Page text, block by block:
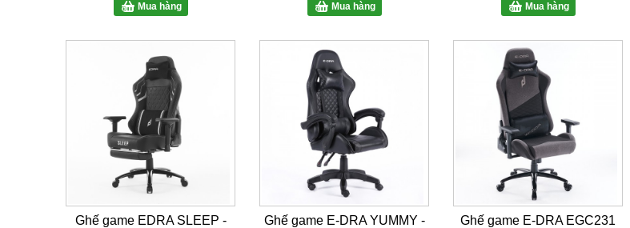
Mua hàng Mua hàng Mua hàng
Ghế game EDRA SLEEP -
Ghế game E-DRA YUMMY -
Ghế game E-DRA EGC231